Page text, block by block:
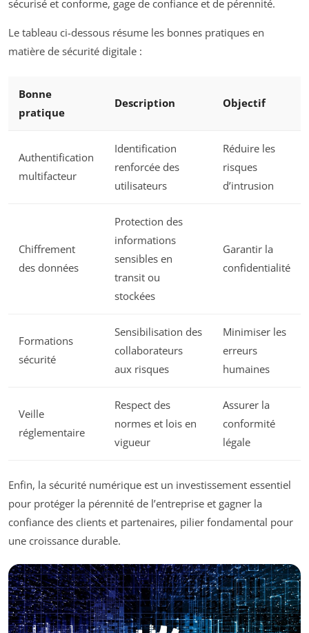
sécurisé et conforme, gage de confiance et de pérennité.
Le tableau ci-dessous résume les bonnes pratiques en
matière de sécurité digitale :
Bonne
pratique
Description Objectif
Authentification
multifacteur
Identification
renforcée des
utilisateurs
Réduire les
risques
d’intrusion
Chiffrement
des données
Protection des
informations
sensibles en
transit ou
stockées
Garantir la
confidentialité
Formations
sécurité
Sensibilisation des
collaborateurs
aux risques
Minimiser les
erreurs
humaines
Veille
réglementaire
Respect des
normes et lois en
vigueur
Assurer la
conformité
légale
Enfin, la sécurité numérique est un investissement essentiel
pour protéger la pérennité de l’entreprise et gagner la
confiance des clients et partenaires, pilier fondamental pour
une croissance durable.